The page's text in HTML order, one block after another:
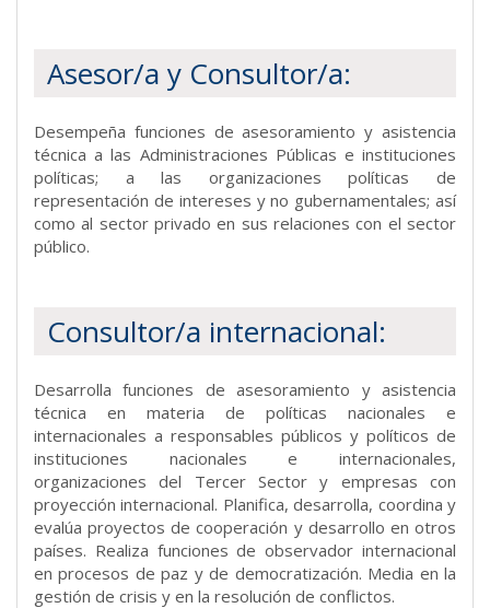
Asesor/a y Consultor/a:
Desempeña funciones de asesoramiento y asistencia
técnica a las Administraciones Públicas e instituciones
políticas; a las organizaciones políticas de
representación de intereses y no gubernamentales; así
como al sector privado en sus relaciones con el sector
público.
Consultor/a internacional:
Desarrolla funciones de asesoramiento y asistencia
técnica en materia de políticas nacionales e
internacionales a responsables públicos y políticos de
instituciones nacionales e internacionales,
organizaciones del Tercer Sector y empresas con
proyección internacional. Planifica, desarrolla, coordina y
evalúa proyectos de cooperación y desarrollo en otros
países. Realiza funciones de observador internacional
en procesos de paz y de democratización. Media en la
gestión de crisis y en la resolución de conflictos.